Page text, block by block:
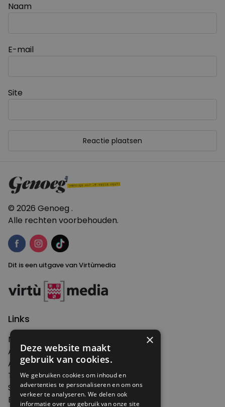
Naam
E-mail
Site
© 2026 Genoeg .
Alle rechten voorbehouden.
Dit is een uitgave van Virtùmedia
Links
Nieuws
Artikelen
Agenda
Thema's
Shop
Edities
×
Deze website maakt
gebruik van cookies.
We gebruiken cookies om inhoud en
advertenties te personaliseren en om ons
verkeer te analyseren. We delen ook
informatie over uw gebruik van onze site